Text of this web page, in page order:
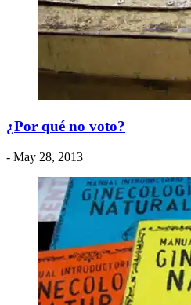
¿Por qué no voto?
- May 28, 2013